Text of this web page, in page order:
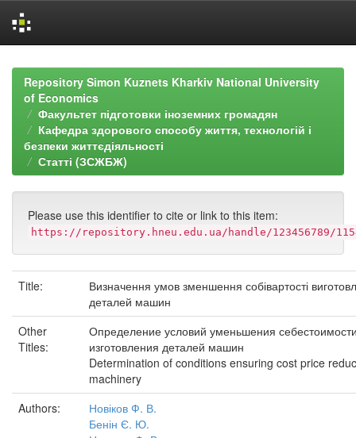
navigationRepository Simon Kuznets Kharkiv National University
of Economics
Факультет підготовки іноземних громадян
Кафедра здорового способу життя, технологій і
безпеки життєдіяльності
Статті (ЗСЖБЖ)
Please use this identifier to cite or link to this item:
https://repository.hneu.edu.ua/handle/123456789/
Title:
Визначення умов зменшення собівартості
деталей машин
Other
Titles:
Определение условий уменьшения
изготовления деталей машин
Determination of conditions ensuring cost price
machinery
Authors:
Новіков Ф. В.
Бенін Є. Ю.